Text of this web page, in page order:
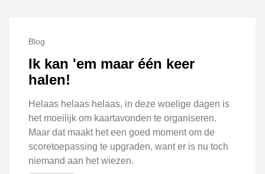
Blog
Ik kan 'em maar één keer
halen!
Helaas helaas helaas, in deze woelige dagen is
het moeilijk om kaartavonden te organiseren.
Maar dat maakt het een goed moment om de
scoretoepassing te upgraden, want er is nu toch
niemand aan het wiezen.